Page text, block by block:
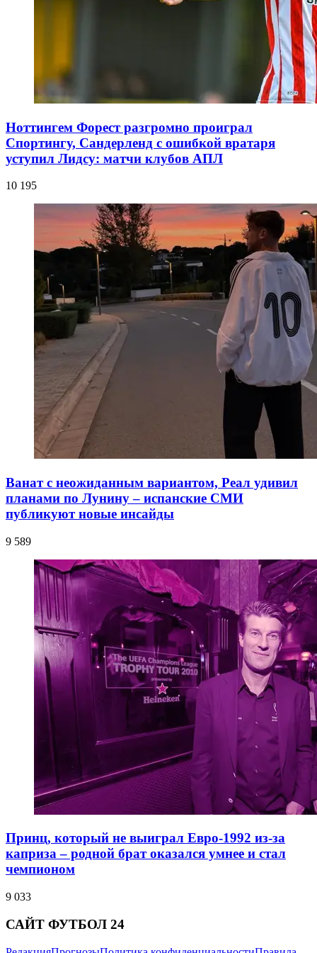
Ноттингем Форест разгромно проиграл
Спортингу, Сандерленд с ошибкой вратаря
уступил Лидсу: матчи клубов АПЛ
10 195
Ванат с неожиданным вариантом, Реал удивил
планами по Лунину – испанские СМИ
публикуют новые инсайды
9 589
Принц, который не выиграл Евро-1992 из-за
каприза – родной брат оказался умнее и стал
чемпионом
9 033
САЙТ ФУТБОЛ 24